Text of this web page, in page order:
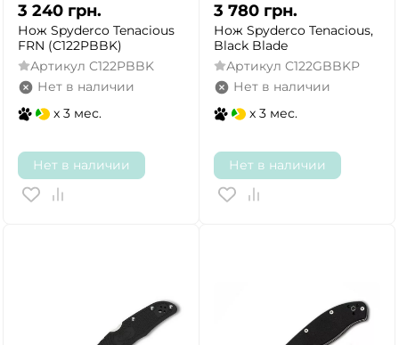
3 240 грн.
Нож Spyderco Tenacious
FRN (C122PBBK)
Артикул C122PBBK
Нет в наличии
x 3 мес.
Нет в наличии
3 780 грн.
Нож Spyderco Tenacious,
Black Blade
Артикул C122GBBKP
Нет в наличии
x 3 мес.
Нет в наличии